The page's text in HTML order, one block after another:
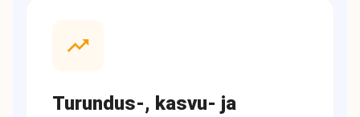
Turundus-, kasvu- ja